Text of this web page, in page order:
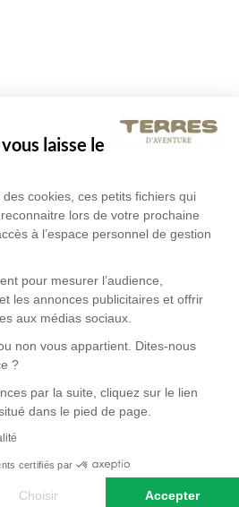
laisse le
cookies, ces petits fichiers qui
lors de votre prochaine
à l’espace personnel de gestion
pour mesurer l’audience,
les annonces publicitaires et offrir
aux médias sociaux.
non vous appartient. Dites-nous
?
par la suite, cliquez sur le lien
dans le pied de page.
certifiés par
Choisir Accepter